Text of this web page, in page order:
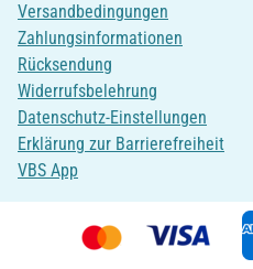
Versandbedingungen
Zahlungsinformationen
Rücksendung
Widerrufsbelehrung
Datenschutz-Einstellungen
Erklärung zur Barrierefreiheit
VBS App